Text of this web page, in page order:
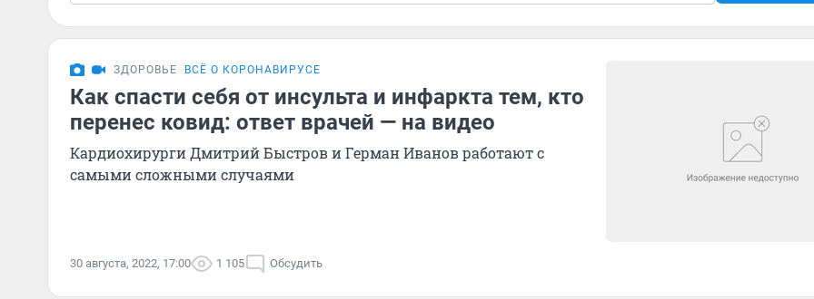
ЗДОРОВЬЕ ВСЁ О КОРОНАВИРУСЕ
Как спасти себя от инсульта и инфаркта тем, кто
перенес ковид: ответ врачей — на видео
Кардиохирурги Дмитрий Быстров и Герман Иванов работают с
самыми сложными случаями
30 августа, 2022, 17:00 1 105 Обсудить